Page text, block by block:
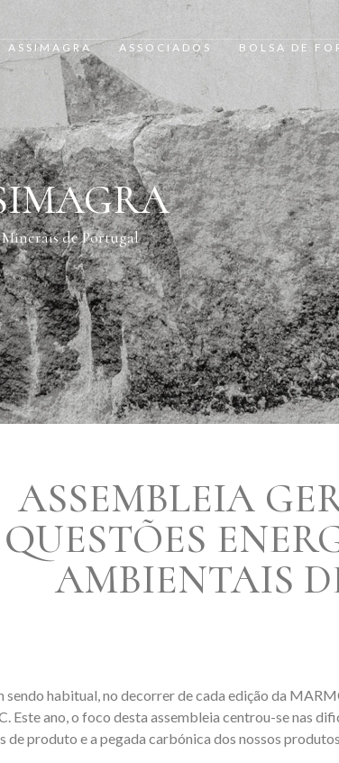
ASSIMAGRA ASSOCIADOS BOLSA DE
Minerais de Portugal
ASSEMBLEIA
QUESTÕES
AMBIENTAIS
sendo habitual, no decorrer de cada edição da
Este ano, o foco desta assembleia centrou-se nas
de produto e a pegada carbónica dos nossos